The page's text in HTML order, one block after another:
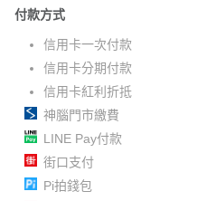
付款方式
信用卡一次付款
信用卡分期付款
信用卡紅利折抵
神腦門市繳費
LINE Pay付款
街口支付
Pi拍錢包